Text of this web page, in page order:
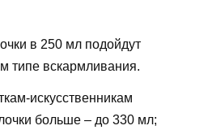
в 250 мл подойдут
вскармливания.
искусственникам
больше – до 330 мл;